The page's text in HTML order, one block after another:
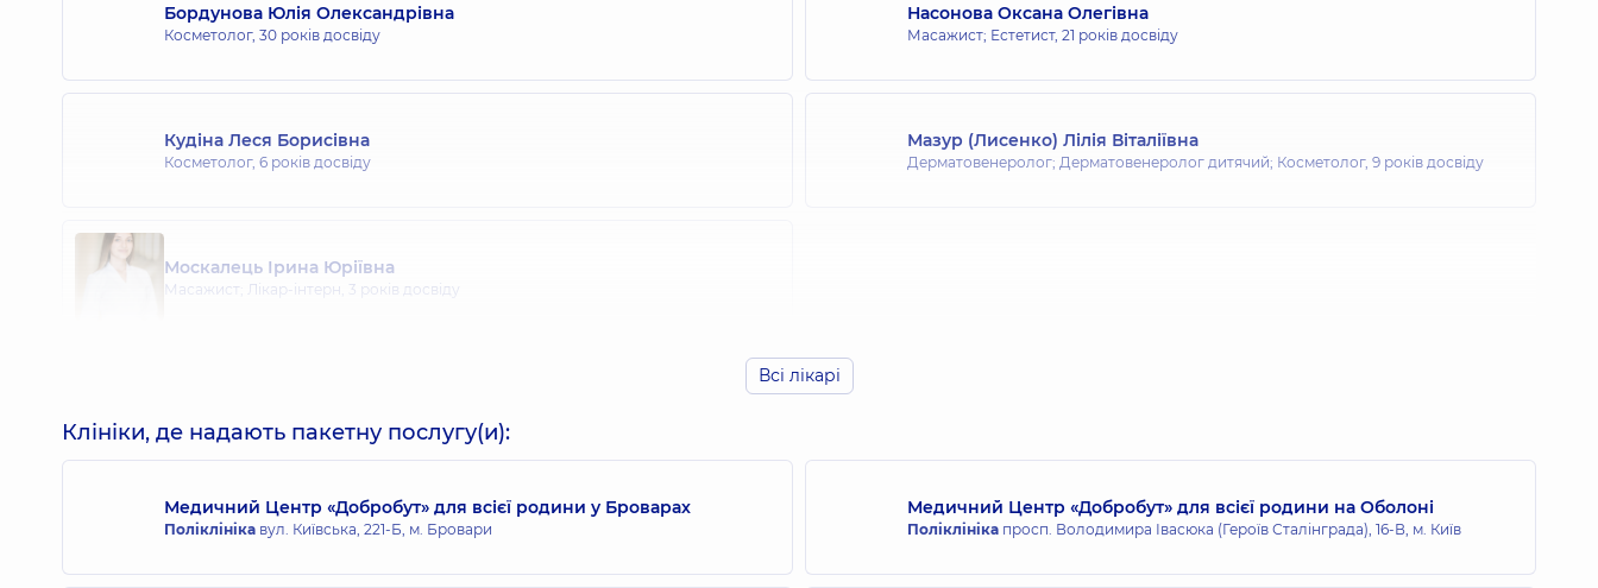
Бордунова Юлія Олександрівна
Косметолог, 30 років досвіду
Насонова Оксана Олегівна
Масажист; Естетист, 21 років досвіду
Кудіна Леся Борисівна
Косметолог, 6 років досвіду
Мазур (Лисенко) Лілія Віталіївна
Дерматовенеролог; Дерматовенеролог дитячий; Косметолог, 9 років досвіду
Москалець Ірина Юріївна
Масажист; Лікар-інтерн, 3 років досвіду
Всі лікарі
Клініки, де надають пакетну послугу(и):
Медичний Центр «Добробут» для всієї родини у Броварах
Поліклініка вул. Київська, 221-Б, м. Бровари
Медичний Центр «Добробут» для всієї родини на Оболоні
Поліклініка просп. Володимира Івасюка (Героїв Сталінграда), 16-В, м. Київ